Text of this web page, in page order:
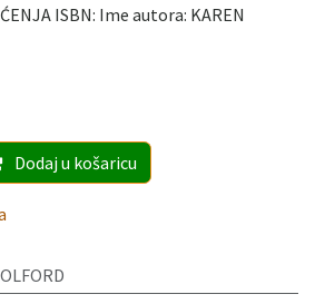
ISBN: Ime autora: KAREN
Dodaju košaricu